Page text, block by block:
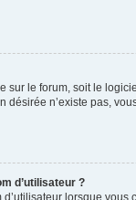
sur le forum, soit le
n’existe pas,
d’utilisateur ?
lorsque